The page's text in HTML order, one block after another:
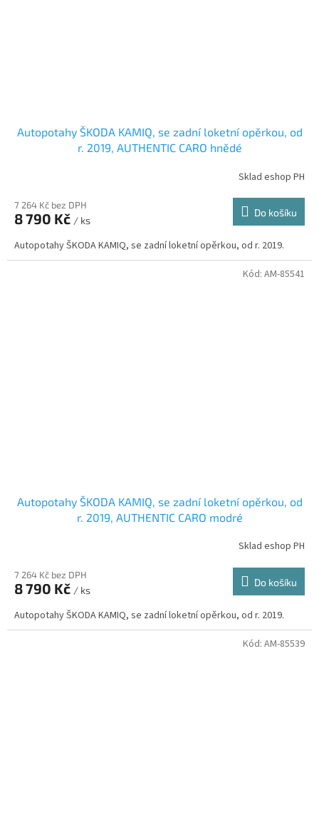
Autopotahy ŠKODA KAMIQ, se zadní loketní opěrkou, od
r. 2019, AUTHENTIC CARO hnědé
Sklad eshop PH
7 264 Kč bez DPH
8 790 Kč / ks
Do košíku
Autopotahy ŠKODA KAMIQ, se zadní loketní opěrkou, od r. 2019.
Autopotahy ŠKODA KAMIQ, se zadní loketní opěrkou, od
r. 2019, AUTHENTIC CARO modré
Sklad eshop PH
7 264 Kč bez DPH
8 790 Kč / ks
Do košíku
Autopotahy ŠKODA KAMIQ, se zadní loketní opěrkou, od r. 2019.
Kód: AM-85541
Kód: AM-85539